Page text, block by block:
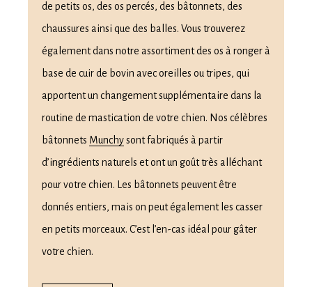
de petits os, des os percés, des bâtonnets, des
chaussures ainsi que des balles. Vous trouverez
également dans notre assortiment des os à ronger à
base de cuir de bovin avec oreilles ou tripes, qui
apportent un changement supplémentaire dans la
routine de mastication de votre chien. Nos célèbres
bâtonnets Munchysont fabriqués à partir
d’ingrédients naturels et ont un goût très alléchant
pour votre chien. Les bâtonnets peuvent être
donnés entiers, mais on peut également les casser
en petits morceaux. C’est l’en-cas idéal pour gâter
votre chien.